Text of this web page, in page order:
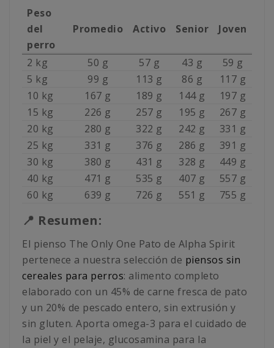
Peso
del
perro
Promedio Activo Senior Joven
2 kg 50 g 57 g 43 g
59 g
5 kg
99 g 113 g 86 g
117 g
10 kg
167 g 189 g 144 g
197 g
15 kg
226 g 257 g 195 g
267 g
20 kg
280 g 322 g 242 g
331 g
25 kg
331 g 376 g 286 g
391 g
30 kg
380 g 431 g 328 g
449 g
40 kg
471 g 535 g 407 g
557 g
60 kg
639 g 726 g 551 g 755 g
📍 Resumen:
El pienso The Only One Pato de Alpha Spirit
pertenece a nuestra selección de piensos sin
cereales para perros: alimento completo
elaborado con un 45% de carne fresca de pato
y un 20% de pescado entero, sin extrusión y
sin gluten. Aporta omega-3 para el cuidado de
la piel y el pelaje, glucosamina para la